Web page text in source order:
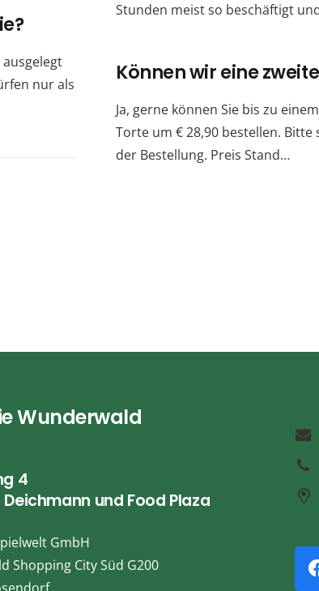
nur als
Stunden meist so beschäftigt
Können wir eine
Ja, gerne können Sie bis zu
Torte um € 28,90 bestellen.
der Bestellung. Preis Stand…
Wunderwald
4
und Food Plaza
GmbH
Shopping City Süd G200